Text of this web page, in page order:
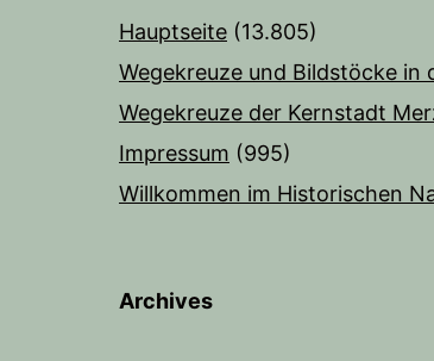
Hauptseite (13.805)
Wegekreuze und Bildstöcke in
Wegekreuze der Kernstadt
Impressum (995)
Willkommen im Historischen
Archives